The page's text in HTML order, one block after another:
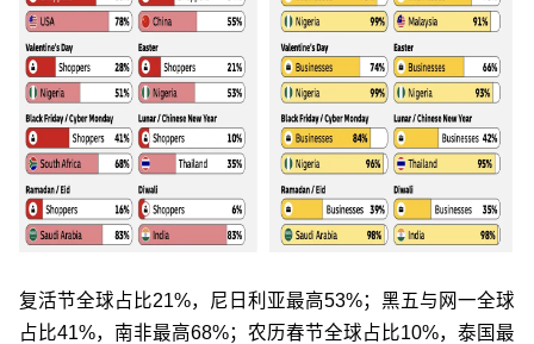
复活节全球占比21%，尼日利亚最高53%；黑五与网一全球
占比41%，南非最高68%；农历春节全球占比10%，泰国最